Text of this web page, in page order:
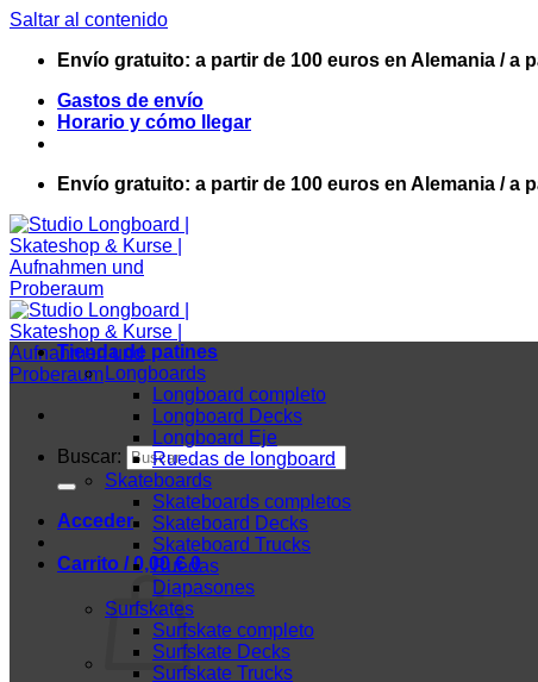
Saltar al contenido
Envío gratuito: a partir de 100 euros en Alemania / a
Gastos de envío
Horario y cómo llegar
Envío gratuito: a partir de 100 euros en Alemania / a
Buscar:
Acceder
Carrito /0,00€ 0
Tienda de patines
Longboards
Longboard completo
Longboard Decks
Longboard Eje
Ruedas de longboard
Skateboards
Skateboards completos
Skateboard Decks
Skateboard Trucks
Ruedas
Diapasones
Surfskates
Surfskate completo
Surfskate Decks
Surfskate Trucks